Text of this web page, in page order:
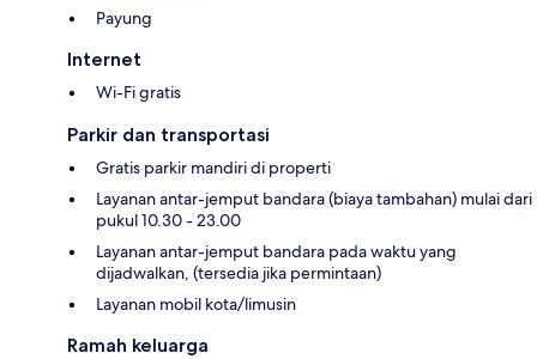
Payung
Internet
Wi-Fi gratis
Parkir dan transportasi
Gratis parkir mandiri di properti
Layanan antar-jemput bandara (biaya tambahan) mulai dari
pukul 10.30 - 23.00
Layanan antar-jemput bandara pada waktu yang
dijadwalkan, (tersedia jika permintaan)
Layanan mobil kota/limusin
Ramah keluarga